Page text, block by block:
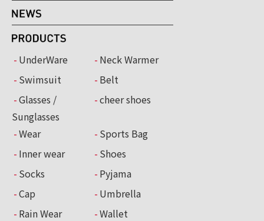
UnderWare
Neck Warmer
Swimsuit
Belt
Glasses /
Sunglasses
cheer shoes
Wear
Sports Bag
Inner wear
Shoes
Socks
Pyjama
Cap
Umbrella
Rain Wear
Wallet